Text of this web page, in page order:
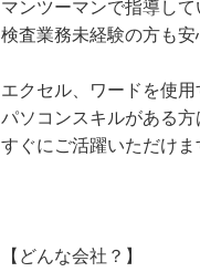
マンツーマンで指導し
検査業務未経験の方も安
エクセル、ワードを使
パソコンスキルがある方
すぐにご活躍いただけ
【どんな会社？】